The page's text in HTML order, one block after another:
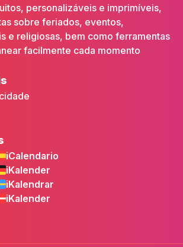
personalizáveis e imprimíveis,
sobre feriados, eventos,
e religiosas, bem como ferramentas
facilmente cada momento
iCalendario
iKalender
iKalendrar
iKalender